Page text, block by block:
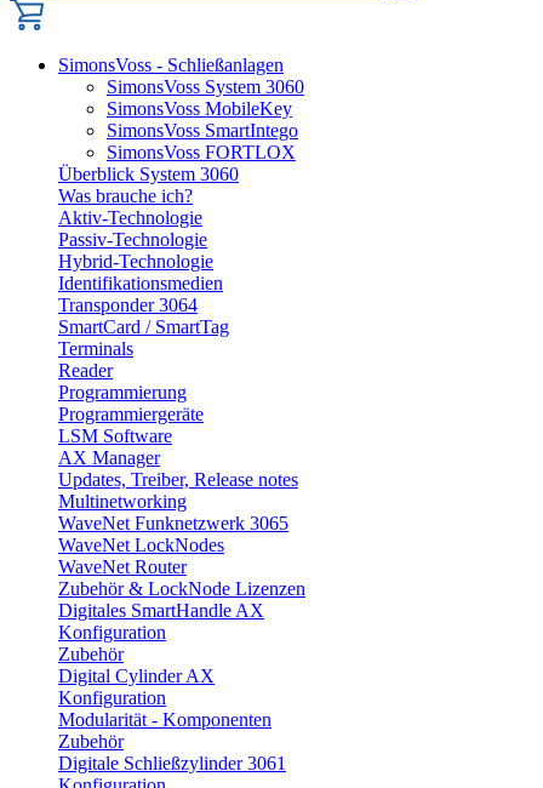
SimonsVoss - Schließanlagen
SimonsVoss System 3060
SimonsVoss MobileKey
SimonsVoss SmartIntego
SimonsVoss FORTLOX
Überblick System 3060
Was brauche ich?
Aktiv-Technologie
Passiv-Technologie
Hybrid-Technologie
Identifikationsmedien
Transponder 3064
SmartCard / SmartTag
Terminals
Reader
Programmierung
Programmiergeräte
LSM Software
AX Manager
Updates, Treiber, Release notes
Multinetworking
WaveNet Funknetzwerk 3065
WaveNet LockNodes
WaveNet Router
Zubehör & LockNode Lizenzen
Digitales SmartHandle AX
Konfiguration
Zubehör
Digital Cylinder AX
Konfiguration
Modularität - Komponenten
Zubehör
Digitale Schließzylinder 3061